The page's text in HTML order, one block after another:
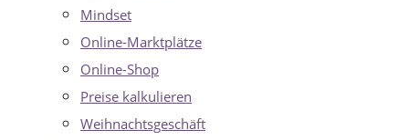
Mindset
Online-Marktplätze
Online-Shop
Preise kalkulieren
Weihnachtsgeschäft